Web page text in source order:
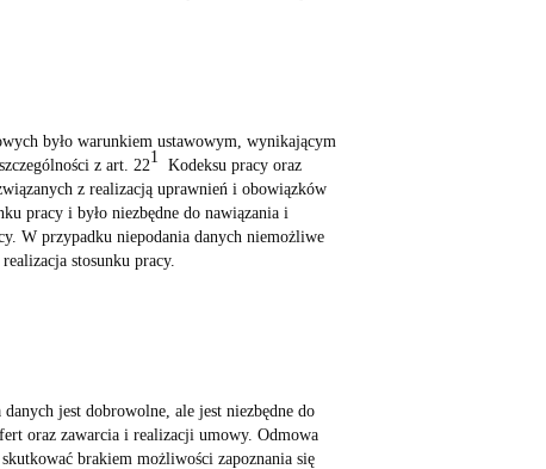
było warunkiem ustawowym, wynikającym
z art. 221 Kodeksu pracy oraz
z realizacją uprawnień i obowiązków
pracy i było niezbędne do nawiązania i
W przypadku niepodania danych niemożliwe
stosunku pracy.
danych jest dobrowolne, ale jest niezbędne do
oraz zawarcia i realizacji umowy. Odmowa
brakiem możliwości zapoznania się